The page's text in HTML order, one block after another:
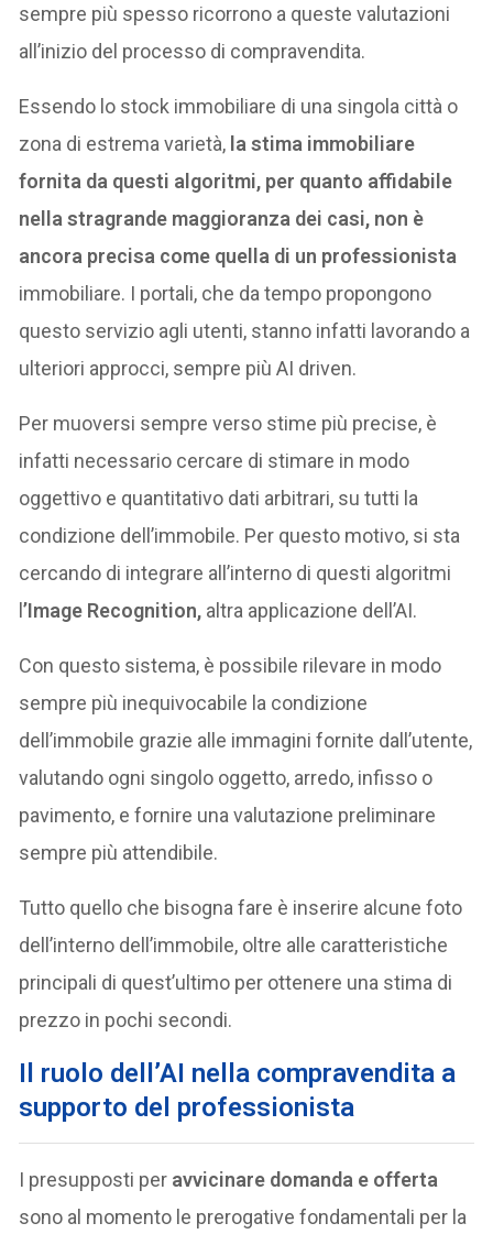
sempre più spesso ricorrono a queste valutazioni
all’inizio del processo di compravendita.
Essendo lo stock immobiliare di una singola città o
zona di estrema varietà, la stima immobiliare
fornita da questi algoritmi, per quanto affidabile
nella stragrande maggioranza dei casi, non è
ancora precisa come quella di un professionista
immobiliare. I portali, che da tempo propongono
questo servizio agli utenti, stanno infatti lavorando a
ulteriori approcci, sempre più AI driven.
Per muoversi sempre verso stime più precise, è
infatti necessario cercare di stimare in modo
oggettivo e quantitativo dati arbitrari, su tutti la
condizione dell’immobile. Per questo motivo, si sta
cercando di integrare all’interno di questi algoritmi
l’Image Recognition, altra applicazione dell’AI.
Con questo sistema, è possibile rilevare in modo
sempre più inequivocabile la condizione
dell’immobile grazie alle immagini fornite dall’utente,
valutando ogni singolo oggetto, arredo, infisso o
pavimento, e fornire una valutazione preliminare
sempre più attendibile.
Tutto quello che bisogna fare è inserire alcune foto
dell’interno dell’immobile, oltre alle caratteristiche
principali di quest’ultimo per ottenere una stima di
prezzo in pochi secondi.
Il ruolo dell’AI nella compravendita a
supporto del professionista
I presupposti per avvicinare domanda e offerta
sono al momento le prerogative fondamentali per la